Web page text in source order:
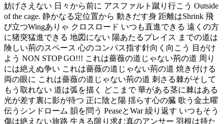
妨げさえない 日々から前に アスファルト蹴り行こう Outside
of the cage. 静かなる定位置から 動きだす身 距離はShrink 飛
び立つWingありゃ クロスロード いつも直進できる 遠くの方
に猪突猛進できる 地図にない 陽あたるプレイス までの道は
険しい荊のスペース 心のコンパス指す針向く向こう 目がけ
よう NON STOP GO!!! これは薔薇の道じゃない荊の道 周り
には絶えぬ争い これは薔薇の道じゃない荊の道 焼き付ける
両の眼に これは薔薇の道じゃない荊の道 刺さる棘がそして
もう取れない 道は弧を描く どこまで 華がある茎に棘はある
光が差す裏に影が待つ 正に陰と陽 揺らす心の臓 歌う金土曜
伝うシンドローム 韻を問う PeaseとWar 繰り返す いつもそう
傷は絶えない旅路 生きる限り求む真のアンサー 羽根は持た